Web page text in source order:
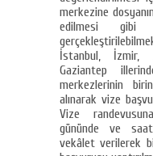
merkezine
edilmesi gibi
İstanbul, İzmir,
Gaziantep
merkezlerinin
alınarak vize
Vize
gününde ve
vekâlet verilerek